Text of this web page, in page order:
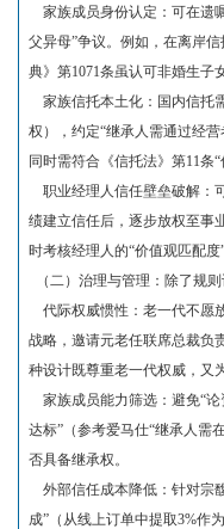
家族成员身份认定：可在遗
父异母”争议。例如，在离岸
典》第1071条虽认可非婚生子
家族信托本土化：国内信托
权），约定“继承人需通过经
同时需符合《信托法》第11条
职业经理人信任壁垒破解：
绩建立信任后，逐步放权至事
时考核经理人的“价值观匹配度”
（二）治理与管理：除了规
代际权威惯性：老一代不愿
战略，邀请元老任联席总裁负
种设计既尊重老一代权威，又
家族成员能力筛选：避免“论
达标”（参考爱马仕“继承人需
否具备继承权。
外部信任成本降低：针对宗
成”（从线上订单中提取3%作